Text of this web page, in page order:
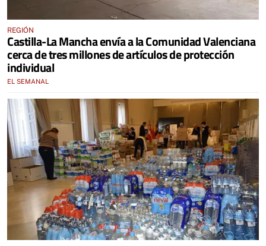
REGIÓN
Castilla-La Mancha envía a la Comunidad Valenciana
cerca de tres millones de artículos de protección
individual
EL SEMANAL